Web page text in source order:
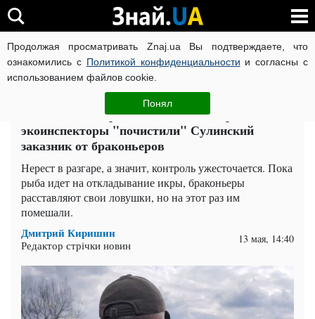
Продолжая просматривать Znaj.ua Вы подтверждаете, что
ознакомились с Политикой конфиденциальности и согласны с
использованием файлов cookie.
Понял
ВОЙНА РОССИИ ПРОТИВ УКРАИНЫ КОРОНАВИРУС В
Общество ЧИТАТИ УКРАЇНСЬКОЮ
Почти километр сеток и спасенная рыба: как
экоинспекторы "почистили" Сулинский
заказник от браконьеров
Нерест в разгаре, а значит, контроль ужесточается. Пока
рыба идет на откладывание икры, браконьеры
расставляют свои ловушки, но на этот раз им
помешали.
Дмитрий Киришин
Редактор стрічки новин 13 мая, 14:40